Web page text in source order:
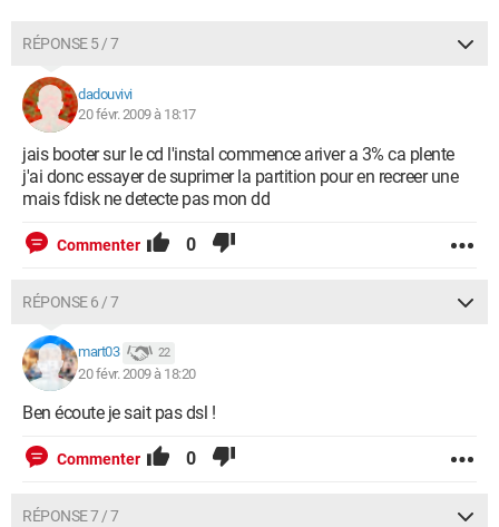
RÉPONSE 5 / 7
dadouvivi
20 févr. 2009 à 18:17
jais booter sur le cd l'instal commence ariver a 3% ca plente
j'ai donc essayer de suprimer la partition pour en recreer une
mais fdisk ne detecte pas mon dd
Commenter 0
RÉPONSE 6 / 7
mart03 22
20 févr. 2009 à 18:20
Ben écoute je sait pas dsl !
Commenter 0
RÉPONSE 7 / 7